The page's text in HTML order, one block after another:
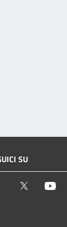
SU
Facebook Twitter